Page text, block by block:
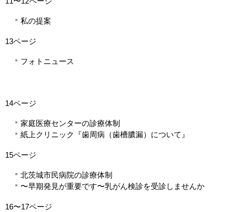
私の提案
13ページ
フォトニュース
14ページ
家庭医療センターの診療体制
紙上クリニック『歯周病（歯槽膿漏）について』
15ページ
北茨城市民病院の診療体制
〜早期発見が重要です〜乳がん検診を受診しませんか
16〜17ページ